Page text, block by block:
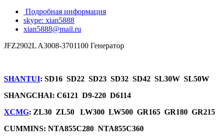
Подробная информация
skype: xian5888
xian5888@mail.ru
JFZ2902L A3008-3701100 Генератор
SHANTUI: SD16 SD22 SD23 SD32 SD42 SL30W SL50W
SHANGCHAI: C6121 D9-220 D6114
XCMG: ZL30 ZL50 LW300 LW500 GR165 GR180 GR215
CUMMINS: NTA855C280 NTA855C360